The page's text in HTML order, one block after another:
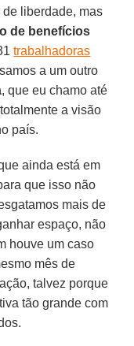
liberdade, mas
de benefícios
trabalhadoras
a um outro
, que eu chamo até
a visão
país.
ainda está em
que isso não
mais de
espaço, não
houve um caso
mês de
talvez porque
tão grande com